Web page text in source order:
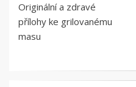
Originální a zdravé
přílohy ke grilovanému
masu